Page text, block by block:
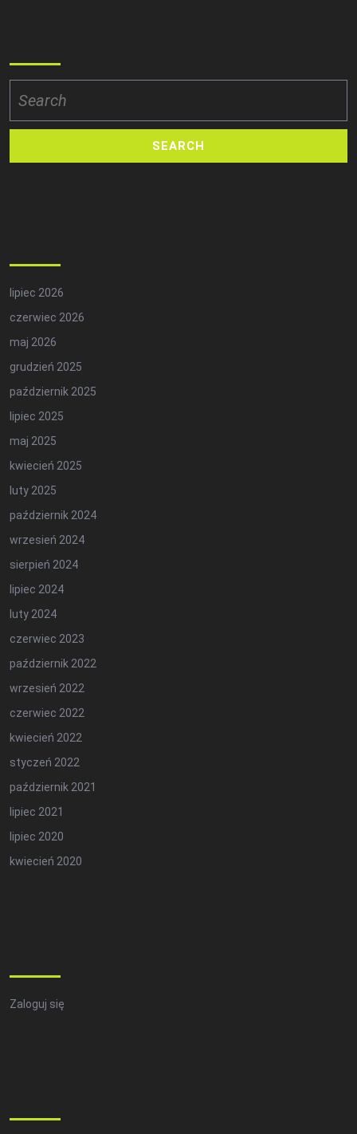
for:
lipiec 2026
czerwiec 2026
maj 2026
grudzień 2025
październik 2025
lipiec 2025
maj 2025
kwiecień 2025
luty 2025
październik 2024
wrzesień 2024
sierpień 2024
lipiec 2024
luty 2024
czerwiec 2023
październik 2022
wrzesień 2022
czerwiec 2022
kwiecień 2022
styczeń 2022
październik 2021
lipiec 2021
lipiec 2020
kwiecień 2020
Zaloguj się